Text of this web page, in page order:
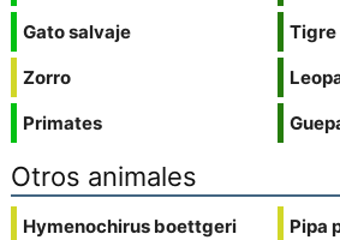
Gato salvaje
Zorro
Primates
Tigre
Otros animales
Hymenochirus boettgeri Pipa